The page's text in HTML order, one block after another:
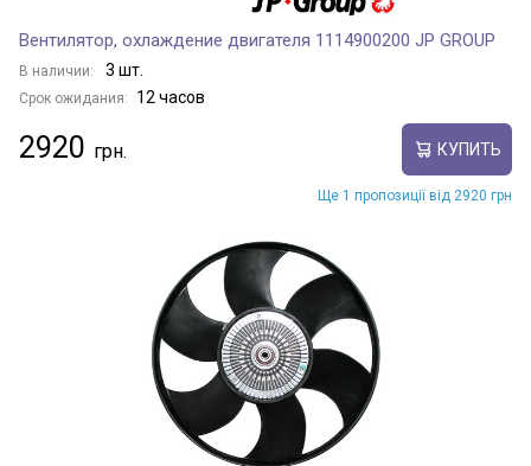
Вентилятор, охлаждение двигателя 1114900200 JP GROUP
В наличии: 3 шт.
Срок ожидания: 12 часов
2920 КУПИТЬ
Ще 1 пропозиції від 2920 грн